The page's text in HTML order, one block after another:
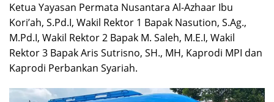
Ketua Yayasan Permata Nusantara Al-Azhaar Ibu
Kori’ah, S.Pd.I, Wakil Rektor 1 Bapak Nasution, S.Ag.,
M.Pd.I, Wakil Rektor 2 Bapak M. Saleh, M.E.I, Wakil
Rektor 3 Bapak Aris Sutrisno, SH., MH, Kaprodi MPI dan
Kaprodi Perbankan Syariah.